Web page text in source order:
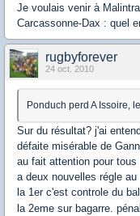
Je voulais venir à
Carcassonne-Dax : quel
rugbyforever
24 oct. 2010
Ponduch perd A Issoire,
Sur du résultat? j'ai
défaite misérable de
au fait attention pour
a deux nouvelles régle au
la 1er c'est controle du
la 2eme sur bagarre.